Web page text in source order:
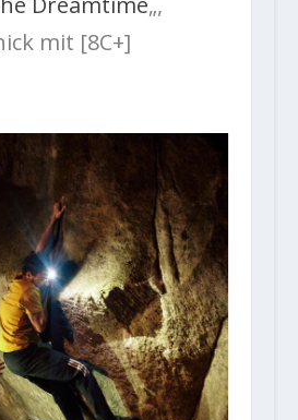
mit [8C+]